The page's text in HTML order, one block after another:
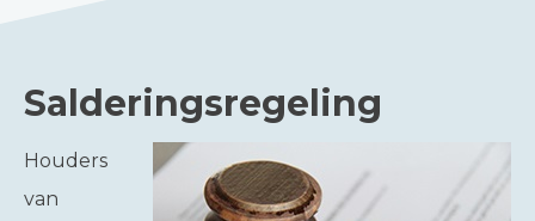
Salderingsregeling
Houders
van